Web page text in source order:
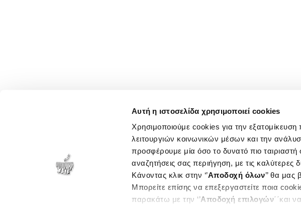
Αυτή η ιστοσελίδα χρησιμοποιεί cookies
Χρησιμοποιούμε cookies για την
λειτουργιών κοινωνικών μέσων και την
προσφέρουμε μία όσο το δυνατό πιο ταιριαστή
αναζητήσεις σας περιήγηση, με τις καλύτερες
Κάνοντας κλικ στην ‘’Αποδοχή όλων’’ θα
Μπορείτε επίσης να επεξεργαστείτε ποια
παρακάτω με την ‘’Αποδοχή επιλογών΄΄και